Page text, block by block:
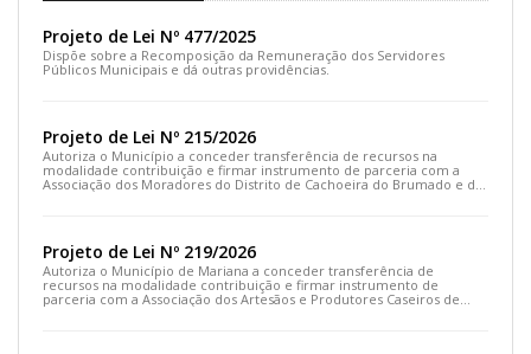
Projeto de Lei Nº 477/2025
Dispõe sobre a Recomposição da Remuneração dos Servidores
Públicos Municipais e dá outras providências.
Projeto de Lei Nº 215/2026
Autoriza o Município a conceder transferência de recursos na
modalidade contribuição e firmar instrumento de parceria com a
Associação dos Moradores do Distrito de Cachoeira do Brumado e dá
Projeto de Lei Nº 219/2026
Autoriza o Município de Mariana a conceder transferência de
recursos na modalidade contribuição e firmar instrumento de
parceria com a Associação dos Artesãos e Produtores Caseiros de